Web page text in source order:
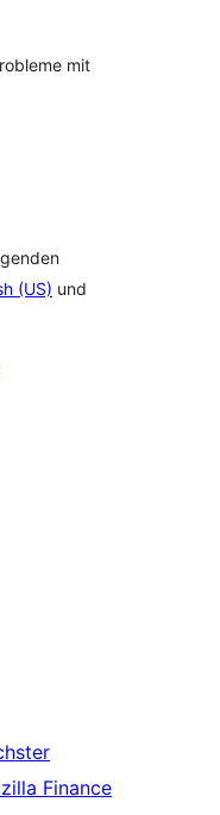
mit
(US) und
Finance